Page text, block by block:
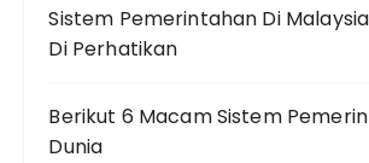
Sistem Pemerintahan Di
Di Perhatikan
Berikut 6 Macam Sistem
Dunia